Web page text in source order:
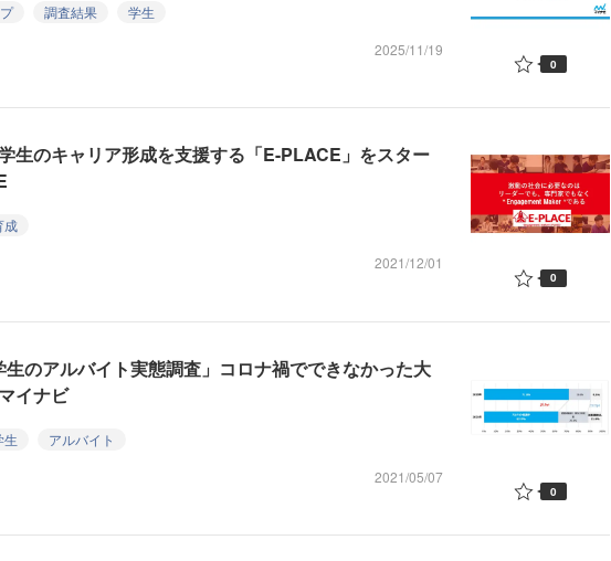
調査結果
学生
2025/11/19
0
生のキャリア形成を支援する「E-PLACE」をスター
成
2021/12/01
0
生のアルバイト実態調査」コロナ禍でできなかった大
イナビ
生
アルバイト
2021/05/07
0